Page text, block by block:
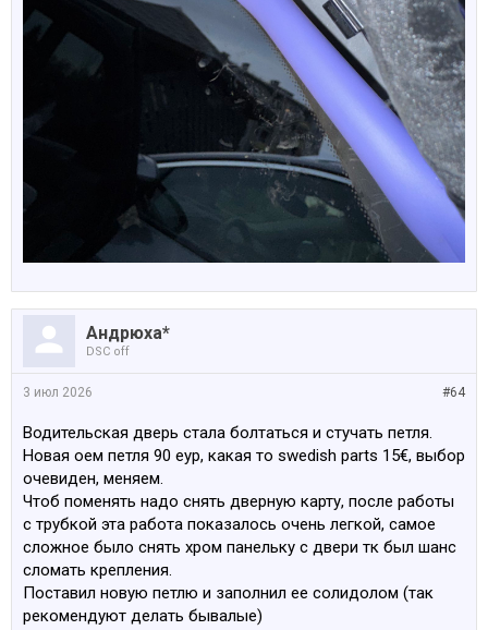
Андрюха*
DSC off
#64
3 июл 2026
Водительская дверь стала болтаться и стучать петля.
Новая оем петля 90 еур, какая то swedish parts 15€, выбор
очевиден, меняем.
Чтоб поменять надо снять дверную карту, после работы
с трубкой эта работа показалось очень легкой, самое
сложное было снять хром панельку с двери тк был шанс
сломать крепления.
Поставил новую петлю и заполнил ее солидолом (так
рекомендуют делать бывалые)